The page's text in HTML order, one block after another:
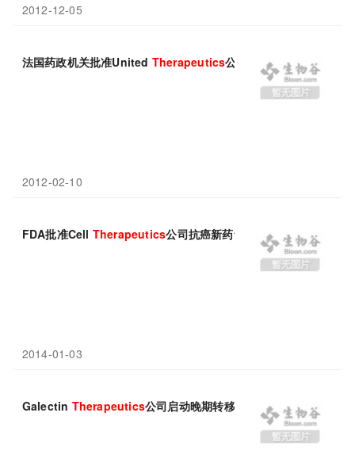
2012-12-05
法国药政机关批准United Therapeutics公司推出Remodulin静脉
2012-02-10
FDA批准Cell Therapeutics公司抗癌新药tosedostat继续临床研
2014-01-03
Galectin Therapeutics公司启动晚期转移性黑色素瘤I/II期临床试